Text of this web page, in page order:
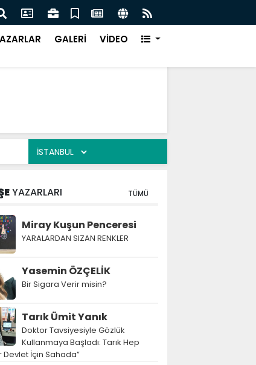
Rüzgarı Esecek.
GALERİ VİDEO
YAZARLARI TÜMÜ
Miray Kuşun Penceresi
YARALARDAN SIZAN RENKLER
Yasemin ÖZÇELİK
Bir Sigara Verir misin?
Tarık Ümit Yanık
Doktor Tavsiyesiyle Gözlük
Kullanmaya Başladı: Tarık Hep
Devlet İçin Sahada”